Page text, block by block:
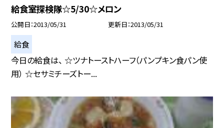
給食室探検隊☆5/30☆メロン
公開日 2013/05/31 更新日 2013/05/31
給食
今日の給食は、 ☆ツナトーストハーフ（パンプキン食パン使
用） ☆セサミチーズトー...